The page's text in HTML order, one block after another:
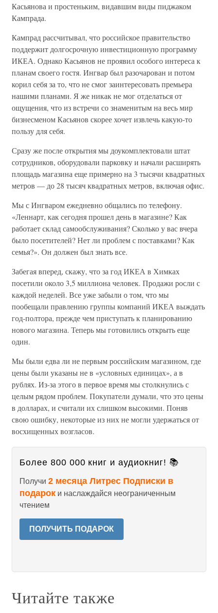
Касьянова и простеньким, видавшим виды пиджаком
Кампрада.
Кампрад рассчитывал, что российское правительство
поддержит долгосрочную инвестиционную программу
ИКЕА. Однако Касьянов не проявил особого интереса к
планам своего гостя. Ингвар был разочарован и потом
корил себя за то, что не смог заинтересовать премьера
нашими планами. Я же никак не мог отделаться от
ощущения, что из встречи со знаменитым на весь мир
бизнесменом Касьянов скорее хочет извлечь какую-то
пользу для себя.
Сразу же после открытия мы доукомплектовали штат
сотрудников, оборудовали парковку и начали расширять
площадь магазина еще примерно на 3 тысячи квадратных
метров — до 28 тысяч квадратных метров, включая офис.
Мы с Ингваром ежедневно общались по телефону.
«Леннарт, как сегодня прошел день в магазине? Как
работает склад самообслуживания? Сколько у вас вчера
было посетителей? Нет ли проблем с поставками? Как
семья?». Он должен был знать все.
Забегая вперед, скажу, что за год ИКЕА в Химках
посетили около 3,5 миллиона человек. Продажи росли с
каждой неделей. Все уже забыли о том, что мы
пообещали правлению группы компаний ИКЕА выждать
год-полтора, прежде чем приступать к планированию
нового магазина. Теперь мы готовились открыть еще
один.
Мы были едва ли не первым российским магазином, где
цены были указаны не в «условных единицах», а в
рублях. Из-за этого в первое время мы столкнулись с
целым рядом проблем. Покупатели думали, что это цены
в долларах, и считали их слишком высокими. Поняв
свою ошибку, некоторые из них не могли удержаться от
восхищенных возгласов.
Более 800 000 книг и аудиокниг! 📚
Получи 2 месяца Литрес Подписки в
подарок и наслаждайся неограниченным
чтением
ПОЛУЧИТЬ ПОДАРОК
Читайте также